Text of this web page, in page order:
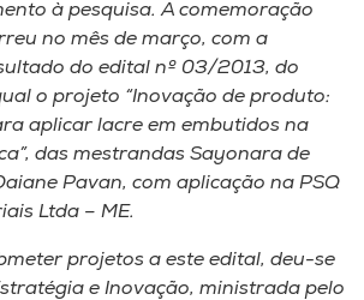
à pesquisa. A comemoração
no mês de março, com a
do edital nº 03/2013, do
o projeto “Inovação de produto:
aplicar lacre em embutidos na
das mestrandas Sayonara de
Pavan, com aplicação na PSQ
Ltda – ME.
projetos a este edital, deu-se
e Inovação, ministrada pelo